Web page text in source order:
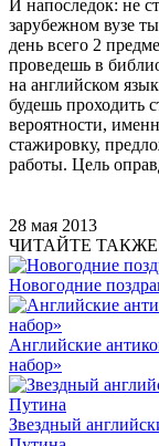
И напоследок: не
зарубежном вузе
день всего 2
проведешь в
на английском
будешь проходить
вероятности,
стажировку,
работы. Цель
28 мая 2013
ЧИТАЙТЕ
Новогодние
Английские
набор»
Звездный